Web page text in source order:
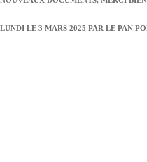
LUNDI LE 3 MARS 2025 PAR LE PAN